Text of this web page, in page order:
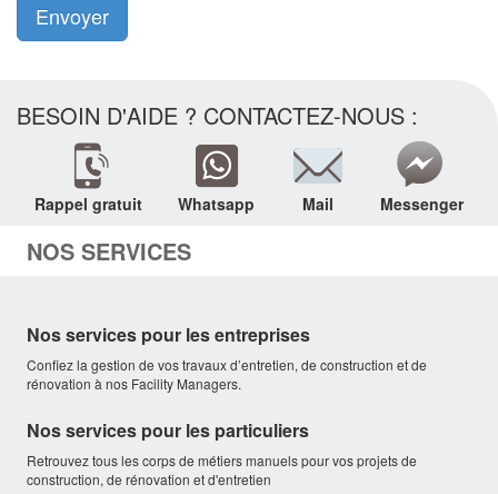
Envoyer
BESOIN D'AIDE ? CONTACTEZ-NOUS :
Rappel gratuit Whatsapp Mail Messenger
NOS SERVICES
Nos services pour les entreprises
Confiez la gestion de vos travaux d’entretien, de construction et de
rénovation à nos Facility Managers.
Nos services pour les particuliers
Retrouvez tous les corps de métiers manuels pour vos projets de
construction, de rénovation et d'entretien